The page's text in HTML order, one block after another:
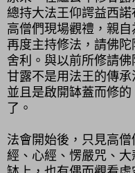
總持大法王仰諤益西
高僧們現場觀禮，親自
再度主持修法，請佛
舍利。與以前所修請
甘露不是用法王的傳承
並且是啟開缽蓋而修
了。
法會開始後，只見高
經、心經、愣嚴咒、